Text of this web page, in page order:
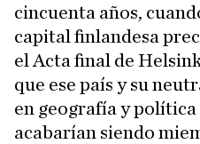
cincuenta años,
capital finlandesa
el Acta final de
que ese país y su
en geografía y
acabarían siendo